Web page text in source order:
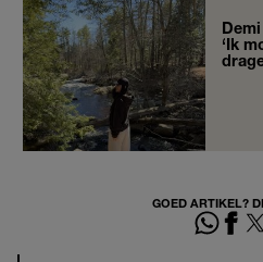
‘Ik
GOED ARTIKEL?